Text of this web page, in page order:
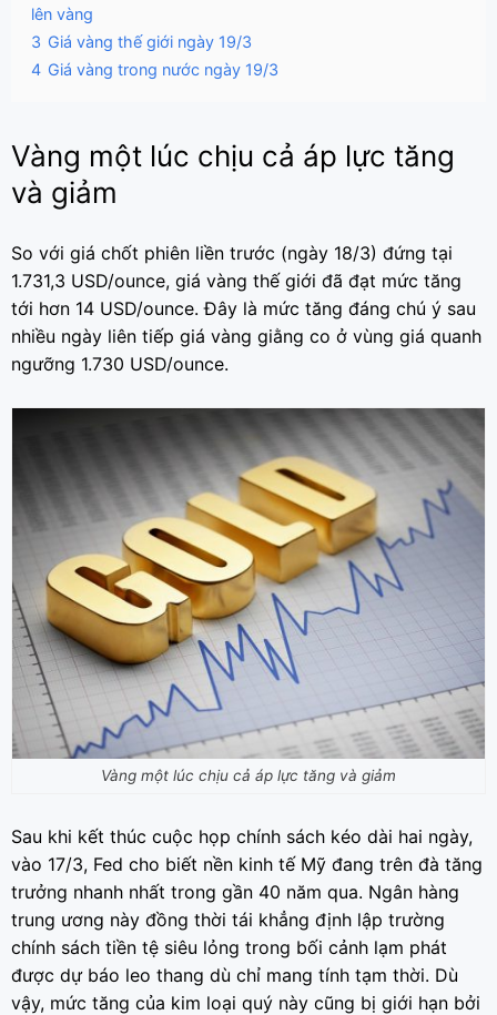
lên vàng
3 Giá vàng thế giới ngày 19/3
4 Giá vàng trong nước ngày 19/3
Vàng một lúc chịu cả áp lực tăng
và giảm
So với giá chốt phiên liền trước (ngày 18/3) đứng tại
1.731,3 USD/ounce, giá vàng thế giới đã đạt mức tăng
tới hơn 14 USD/ounce. Đây là mức tăng đáng chú ý sau
nhiều ngày liên tiếp giá vàng giằng co ở vùng giá quanh
ngưỡng 1.730 USD/ounce.
Vàng một lúc chịu cả áp lực tăng và giảm
Sau khi kết thúc cuộc họp chính sách kéo dài hai ngày,
vào 17/3, Fed cho biết nền kinh tế Mỹ đang trên đà tăng
trưởng nhanh nhất trong gần 40 năm qua. Ngân hàng
trung ương này đồng thời tái khẳng định lập trường
chính sách tiền tệ siêu lỏng trong bối cảnh lạm phát
được dự báo leo thang dù chỉ mang tính tạm thời. Dù
vậy, mức tăng của kim loại quý này cũng bị giới hạn bởi